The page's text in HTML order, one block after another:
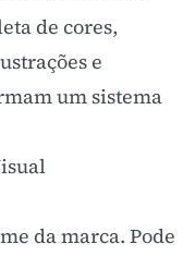
de cores,
e
um sistema
da marca. Pode